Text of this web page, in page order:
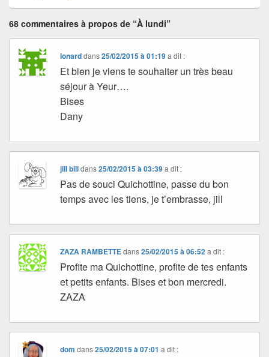
68 commentaires à propos de “À lundi”
Ionarddans25/02/2015 à 01:19 a dit :
Et bien je viens te souhaiter un très beau
séjour à Yeur….
Bises
Dany
jill billdans25/02/2015 à 03:39 a dit :
Pas de souci Quichottine, passe du bon
temps avec les tiens, je t’embrasse, jill
ZAZA RAMBETTEdans25/02/2015 à 06:52 a dit :
Profite ma Quichottine, profite de tes enfants
et petits enfants. Bises et bon mercredi.
ZAZA
dom dans25/02/2015 à 07:01 a dit :